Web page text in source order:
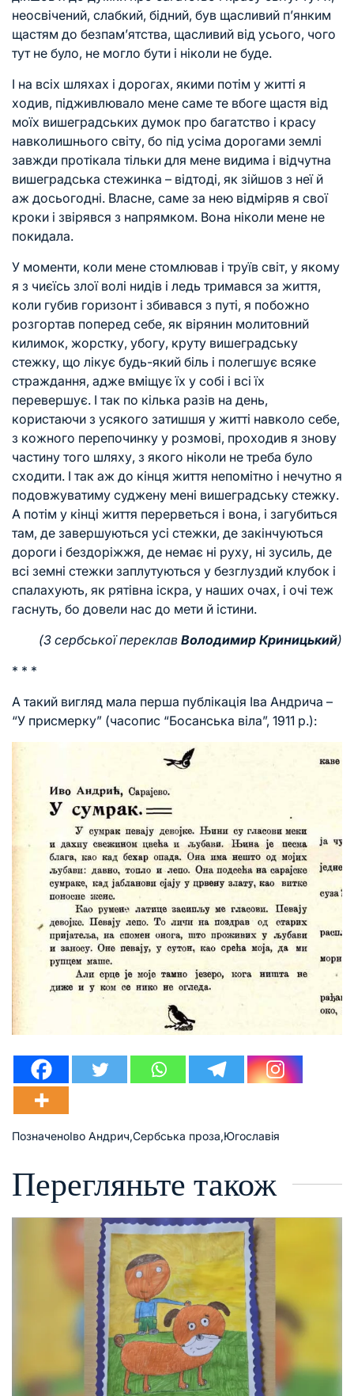
неосвічений, слабкий, бідний, був щасливий п’янким
щастям до безпам’ятства, щасливий від усього, чого
тут не було, не могло бути і ніколи не буде.
І на всіх шляхах і дорогах, якими потім у житті я
ходив, підживлювало мене саме те вбоге щастя від
моїх вишеградських думок про багатство і красу
навколишнього світу, бо під усіма дорогами землі
завжди протікала тільки для мене видима і відчутна
вишеградська стежинка – відтоді, як зійшов з неї й
аж досьогодні. Власне, саме за нею відміряв я свої
кроки і звірявся з напрямком. Вона ніколи мене не
покидала.
У моменти, коли мене стомлював і труїв світ, у якому
я з чиєїсь злої волі нидів і ледь тримався за життя,
коли губив горизонт і збивався з путі, я побожно
розгортав поперед себе, як вірянин молитовний
килимок, жорстку, убогу, круту вишеградську
стежку, що лікує будь-який біль і полегшує всяке
страждання, адже вміщує їх у собі і всі їх
перевершує. І так по кілька разів на день,
користаючи з усякого затишшя у житті навколо себе,
з кожного перепочинку у розмові, проходив я знову
частину того шляху, з якого ніколи не треба було
сходити. І так аж до кінця життя непомітно і нечутно я
подовжуватиму суджену мені вишеградську стежку.
А потім у кінці життя перерветься і вона, і загубиться
там, де завершуються усі стежки, де закінчуються
дороги і бездоріжжя, де немає ні руху, ні зусиль, де
всі земні стежки заплутуються у безглуздий клубок і
спалахують, як рятівна іскра, у наших очах, і очі теж
гаснуть, бо довели нас до мети й істини.
(З сербської переклав Володимир Криницький)
* * *
А такий вигляд мала перша публікація Іва Андрича –
“У присмерку” (часопис “Босанська віла”, 1911 р.):
ПозначеноІво Андрич,Сербська проза,Югославія
Перегляньте також